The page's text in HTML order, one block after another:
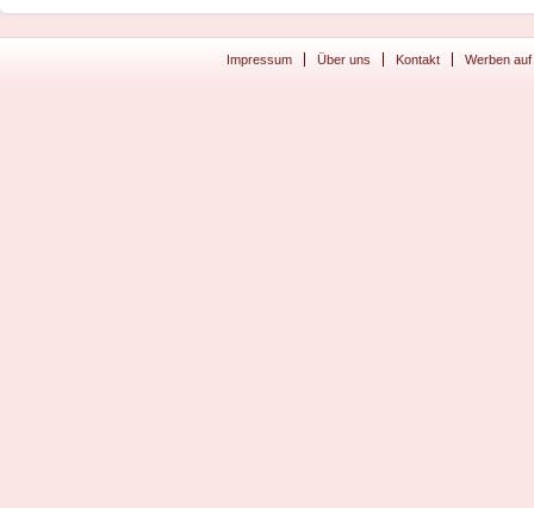
Impressum Über uns Kontakt Werben